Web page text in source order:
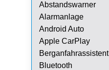
Abstandswarner
Alarmanlage
Android Auto
Apple CarPlay
Berganfahrassistent
Bluetooth